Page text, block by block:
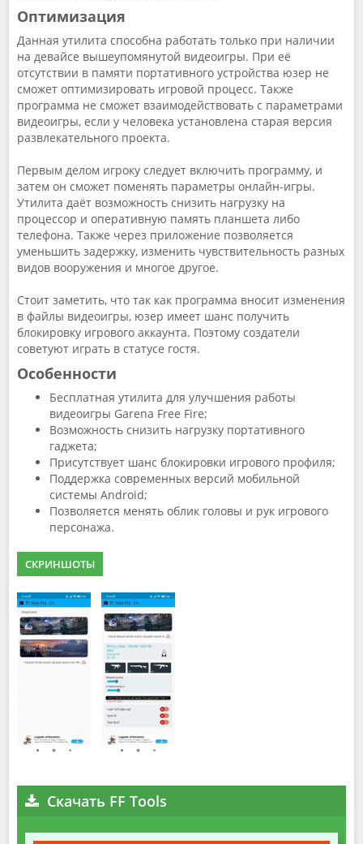
Оптимизация
Данная утилита способна работать только при наличии
на девайсе вышеупомянутой видеоигры. При её
отсутствии в памяти портативного устройства юзер не
сможет оптимизировать игровой процесс. Также
программа не сможет взаимодействовать с параметрами
видеоигры, если у человека установлена старая версия
развлекательного проекта.
Первым делом игроку следует включить программу, и
затем он сможет поменять параметры онлайн-игры.
Утилита даёт возможность снизить нагрузку на
процессор и оперативную память планшета либо
телефона. Также через приложение позволяется
уменьшить задержку, изменить чувствительность разных
видов вооружения и многое другое.
Стоит заметить, что так как программа вносит изменения
в файлы видеоигры, юзер имеет шанс получить
блокировку игрового аккаунта. Поэтому создатели
советуют играть в статусе гостя.
Особенности
Бесплатная утилита для улучшения работы
видеоигры Garena Free Fire;
Возможность снизить нагрузку портативного
гаджета;
Присутствует шанс блокировки игрового профиля;
Поддержка современных версий мобильной
системы Android;
Позволяется менять облик головы и рук игрового
персонажа.
СКРИНШОТЫ
Скачать FF Tools